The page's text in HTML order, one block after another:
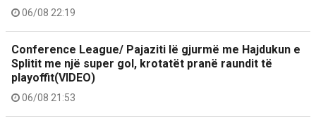
06/08 22:19
Conference League/ Pajaziti lë gjurmë me Hajdukun e
Splitit me një super gol, krotatët pranë raundit të
playoffit(VIDEO)
06/08 21:53